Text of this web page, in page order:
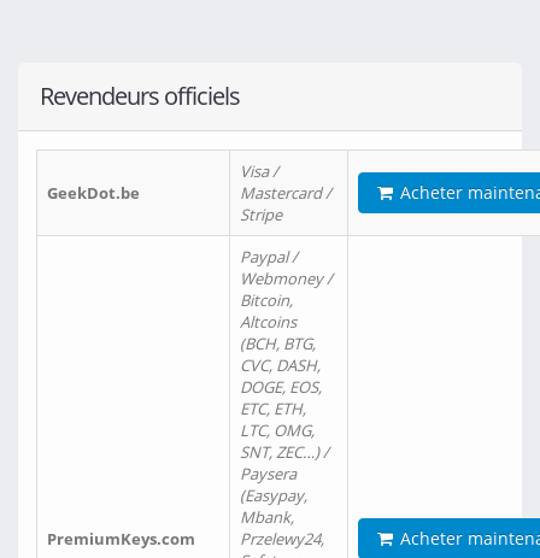
Revendeurs officiels
GeekDot.be
Visa /
Mastercard /
Stripe
Acheter
PremiumKeys.com
Paypal /
Webmoney /
Bitcoin,
Altcoins
(BCH, BTG,
CVC, DASH,
DOGE, EOS,
ETC, ETH,
LTC, OMG,
SNT, ZEC…) /
Paysera
(Easypay,
Mbank,
Przelewy24,
Acheter